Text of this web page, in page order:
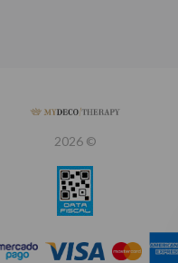
2026 ©